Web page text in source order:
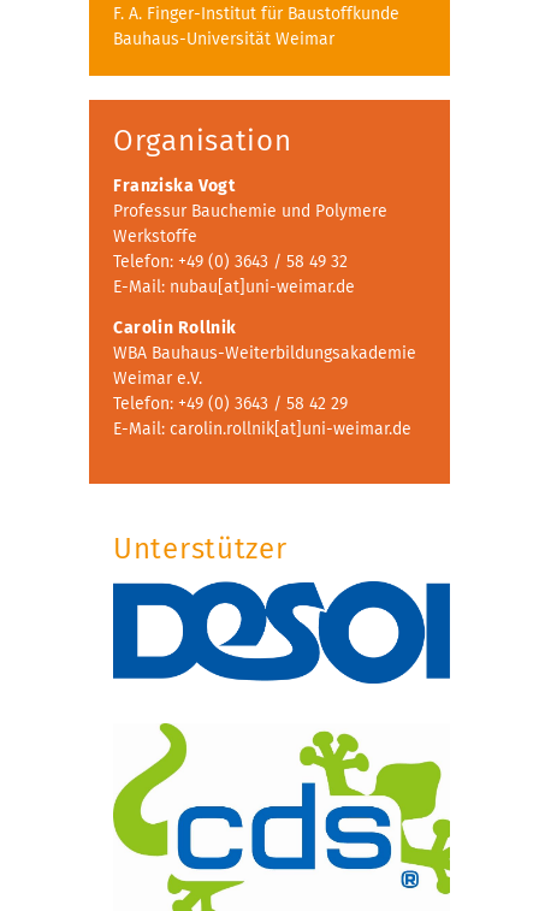
F. A. Finger-Institut für Baustoffkunde
Bauhaus-Universität Weimar
Organisation
Franziska Vogt
Professur Bauchemie und Polymere
Werkstoffe
Telefon: +49 (0) 3643 / 58 49 32
E-Mail: nubau[at]uni-weimar.de
Carolin Rollnik
WBA Bauhaus-Weiterbildungsakademie
Weimar e.V.
Telefon: +49 (0) 3643 / 58 42 29
E-Mail: carolin.rollnik[at]uni-weimar.de
Unterstützer